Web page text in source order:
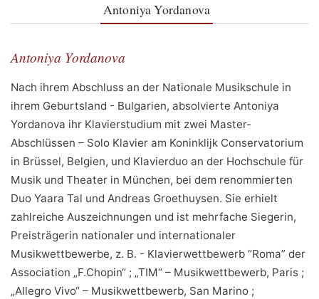
Antoniya Yordanova
Antoniya Yordanova
Nach ihrem Abschluss an der Nationale Musikschule in
ihrem Geburtsland - Bulgarien, absolvierte Antoniya
Yordanova ihr Klavierstudium mit zwei Master-
Abschlüssen – Solo Klavier am Koninklijk Conservatorium
in Brüssel, Belgien, und Klavierduo an der Hochschule für
Musik und Theater in München, bei dem renommierten
Duo Yaara Tal und Andreas Groethuysen. Sie erhielt
zahlreiche Auszeichnungen und ist mehrfache Siegerin,
Preisträgerin nationaler und internationaler
Musikwettbewerbe, z. B. - Klavierwettbewerb “Roma” der
Association „F.Chopin“ ; „TIM“ – Musikwettbewerb, Paris ;
„Allegro Vivo“ – Musikwettbewerb, San Marino ;